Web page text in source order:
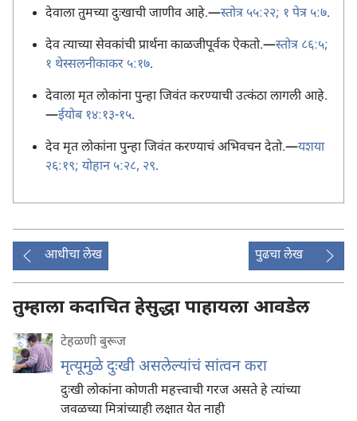
देवाला तुमच्या दुःखाची जाणीव आहे.—स्तोत्र ५५:२२; १ पेत्र ५:७.
देव त्याच्या सेवकांची प्रार्थना काळजीपूर्वक ऐकतो.—स्तोत्र ८६:५;
१ थेस्सलनीकाकर ५:१७.
देवाला मृत लोकांना पुन्हा जिवंत करण्याची उत्कंठा लागली आहे.
—ईयोब १४:१३-१५.
देव मृत लोकांना पुन्हा जिवंत करण्याचं अभिवचन देतो.—यशया
२६:१९; योहान ५:२८, २९.
आधीचा लेख पुढचा लेख
तुम्हाला कदाचित हेसुद्धा पाहायला आवडेल
टेहळणी बुरूज
मृत्यूमुळे दुःखी असलेल्यांचं सांत्वन करा
दुःखी लोकांना कोणती महत्त्वाची गरज असते हे त्यांच्या
जवळच्या मित्रांच्याही लक्षात येत नाही